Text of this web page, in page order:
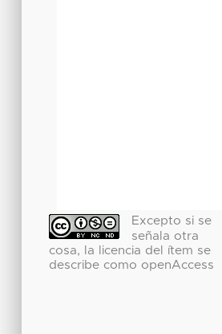
Excepto si se
señala otra
cosa, la licencia del ítem se
describe como openAccess